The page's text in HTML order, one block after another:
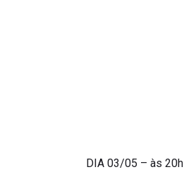
DIA 03/05 – às 20h